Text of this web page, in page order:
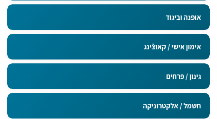
אופנה וביגוד
אימון אישי / קאוצ`ינג
גינון / פרחים
חשמל / אלקטרוניקה